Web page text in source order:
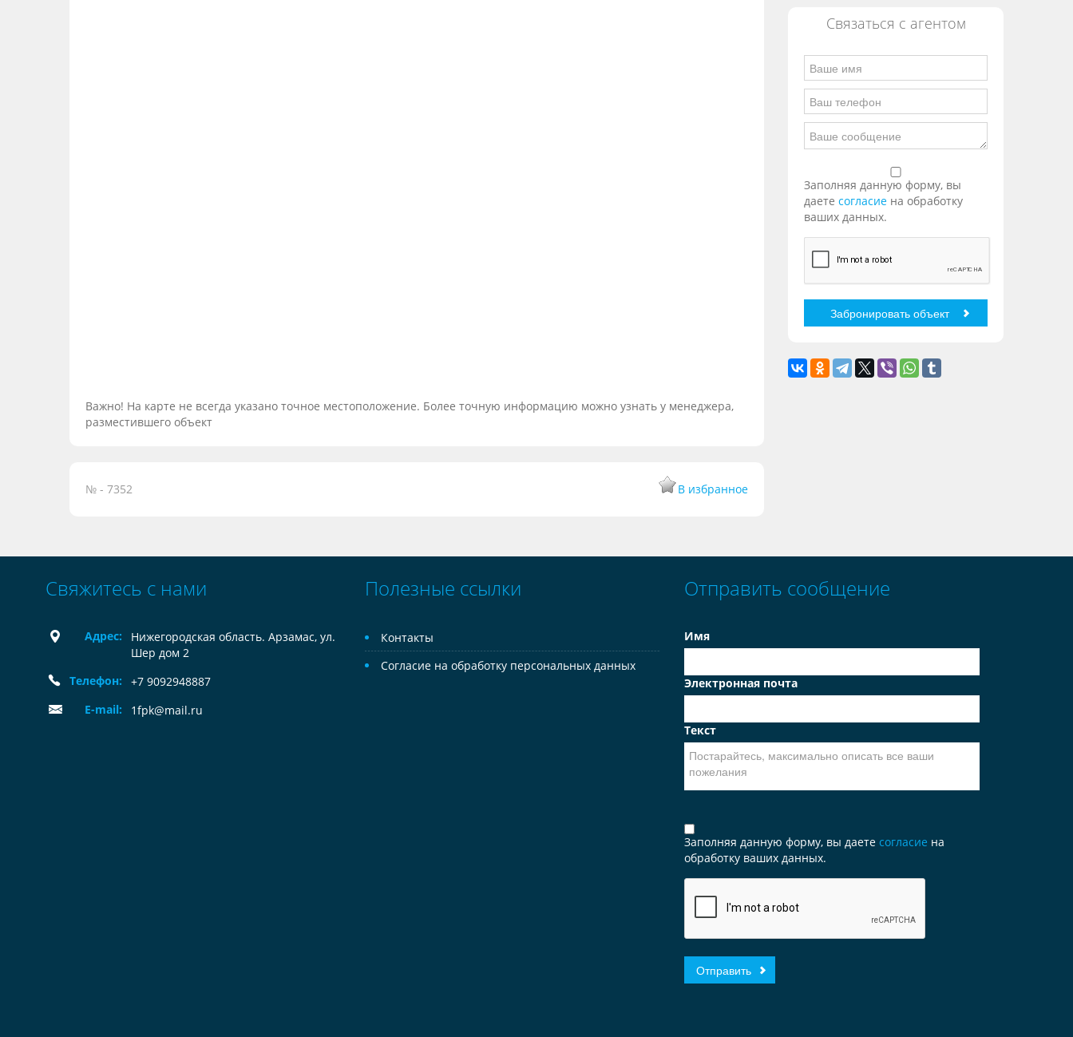
Важно! На карте не всегда указано точное местоположение. Более точную информацию можно узнать у менеджера,
разместившего объект
№ - 7352 В избранное
Связаться с агентом
Заполняя данную форму, вы
даете согласие на обработку
ваших данных.
Свяжитесь с нами
Адрес:
Нижегородская область. Арзамас, ул.
Шер дом 2
Телефон:
+7 9092948887
E-mail:
1fpk@mail.ru
Полезные ссылки
Контакты
Согласие на обработку персональных данных
Отправить сообщение
Имя
Электронная почта
Текст
Заполняя данную форму, вы даете согласие на
обработку ваших данных.